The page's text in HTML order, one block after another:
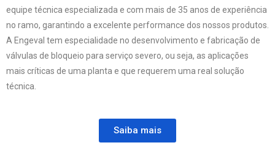
equipe técnica especializada e com mais de 35 anos de experiência
no ramo, garantindo a excelente performance dos nossos produtos.
A Engeval tem especialidade no desenvolvimento e fabricação de
válvulas de bloqueio para serviço severo, ou seja, as aplicações
mais críticas de uma planta e que requerem uma real solução
técnica.
Saiba mais